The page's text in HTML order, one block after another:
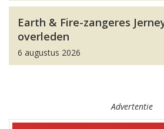
Earth & Fire-zangeres
overleden
6 augustus 2026
Advertentie